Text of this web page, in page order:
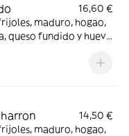
16,60 €
maduro, hogao,
queso fundido y huevo
14,50 €
maduro, hogao,